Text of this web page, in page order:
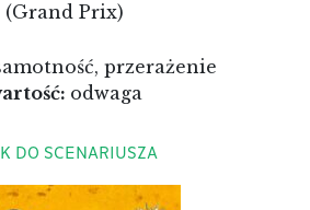
(Grand Prix)
przerażenie
odwaga
DO SCENARIUSZA